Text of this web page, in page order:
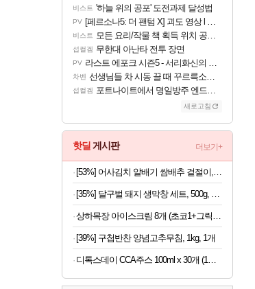
비스트 '하늘 위의 공포' 도전과제 달성법
PV [페르소나5: 더 팬텀 X] 괴도 영상 l 타카마키 안·댄싱 스타
비스트 모든 요리/작물 책 획득 위치 공략 (36개) - 미식가 도전과제
섭컬겜 무한대 아난타 전투 장면
PV 라스트 에포크 시즌5 - 서리화신의 분노 티저
차벤 선생님들 차 시동 끌 때 꾸르륵소리나는데
섭컬겜 포트나이트에서 명일방주 엔드필드 [펠리카] 판매 예정
새로고침
핫딜 게시판 더보기+
[39%] 구첩반찬 양념고추무침, 1kg, 1개
디톡스데이 CCA주스 100ml x 30개 (1개당 497원)